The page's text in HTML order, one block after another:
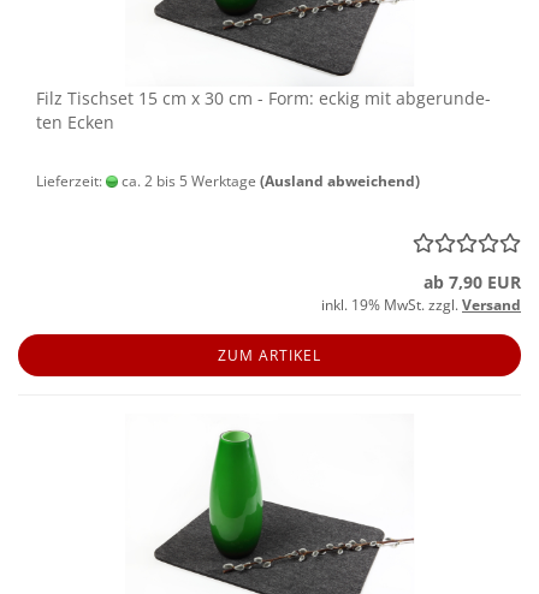
Filz Tisch­set 15 cm x 30 cm - Form: eckig mit ab­ge­run­de­
ten Ecken
Lieferzeit: ca. 2 bis 5 Werktage (Ausland abweichend)
ab 7,90 EUR
inkl. 19% MwSt. zzgl.Versand
ZUM ARTIKEL